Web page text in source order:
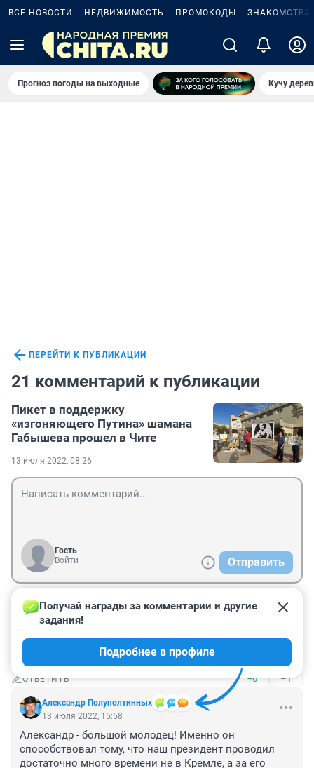
ВСЕ НОВОСТИ НЕДВИЖИМОСТЬ ПРОМОКОДЫ ЗНАКОМСТВА
Прогноз погоды на выходные Кучу
ПЕРЕЙТИ К ПУБЛИКАЦИИ
21 комментарий к публикации
Пикет в поддержку
«изгоняющего Путина» шамана
Габышева прошел в Чите
13 июля 2022, 08:26
Гость
Войти
Отправить
Гость
13 июля 2022, 22:09
Байдена, Макрона и всю ту шайку-лейку пусть
ОТВЕТИТЬ +0 –1
Александр Полуполтинных
Получай награды за комментарии и другие
задания!
Подробнее в профиле
13 июля 2022, 15:58
Александр - большой молодец! Именно он
способствовал тому, что наш президент проводил
достаточно много времени не в Кремле, а за его